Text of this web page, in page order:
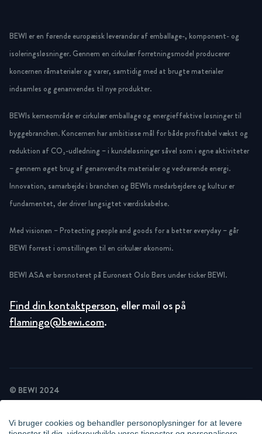
Vi bruger cookies og behandler personoplysninger for at levere
BEWI er en førende europæisk leverandør af emballage-, komponent- og
isoleringsløsninger. Gennem en cirkulær forretningsmodel producerer
koncernen råmaterialer og varer, samtidig med at brugte materialer
indsamles og genanvendes til nye produkter.
BEWIs kerneområde er cirkulær emballage og energieffektive løsninger til
byggebranchen. Koncernen har ambitiøse mål for både profitabel vækst og
reduktion af CO₂-udledning – i kundeløsninger såvel som i egne aktiviteter
– gennem øget brug af genanvendte materialer og vedvarende energi.
Innovation, samarbejde i branchen og BEWIs medarbejdere og kultur er
fundamentet, der driver langsigtet værdiskabelse.
Med visionen – Protecting people and goods for a better everyday – går
BEWI forrest i omstillingen til en cirkulær økonomi.
BEWI ASA er børsnoteret på Euronext Oslo Børs under ticker BEWI.
Find din kontaktperson, eller mail os på
flamingo@bewi.com.
© BEWI 2024
COOKIE STATEMENT
NEWSLETTER PRIVACY POLICY